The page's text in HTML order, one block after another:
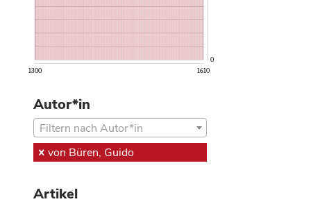
1300 1610
0
Autor*in
Filtern nach Autor*in
von Büren, Guido
Artikel